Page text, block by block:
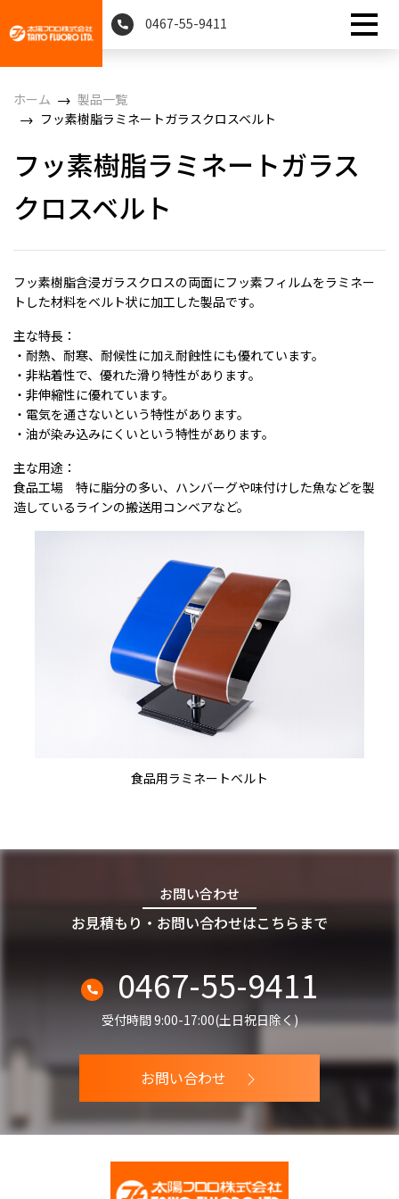
0467-55-9411
ホーム
製品一覧
フッ素樹脂ラミネートガラスクロスベルト
フッ素樹脂ラミネートガラス
クロスベルト
フッ素樹脂含浸ガラスクロスの両面にフッ素フィルムをラミネー
トした材料をベルト状に加工した製品です。
主な特長：
・耐熱、耐寒、耐候性に加え耐蝕性にも優れています。
・非粘着性で、優れた滑り特性があります。
・非伸縮性に優れています。
・電気を通さないという特性があります。
・油が染み込みにくいという特性があります。
主な用途：
食品工場 特に脂分の多い、ハンバーグや味付けした魚などを製
造しているラインの搬送用コンベアなど。
食品用ラミネートベルト
お問い合わせ
お見積もり・お問い合わせはこちらまで
0467-55-9411
受付時間 9:00-17:00(土日祝日除く)
お問い合わせ